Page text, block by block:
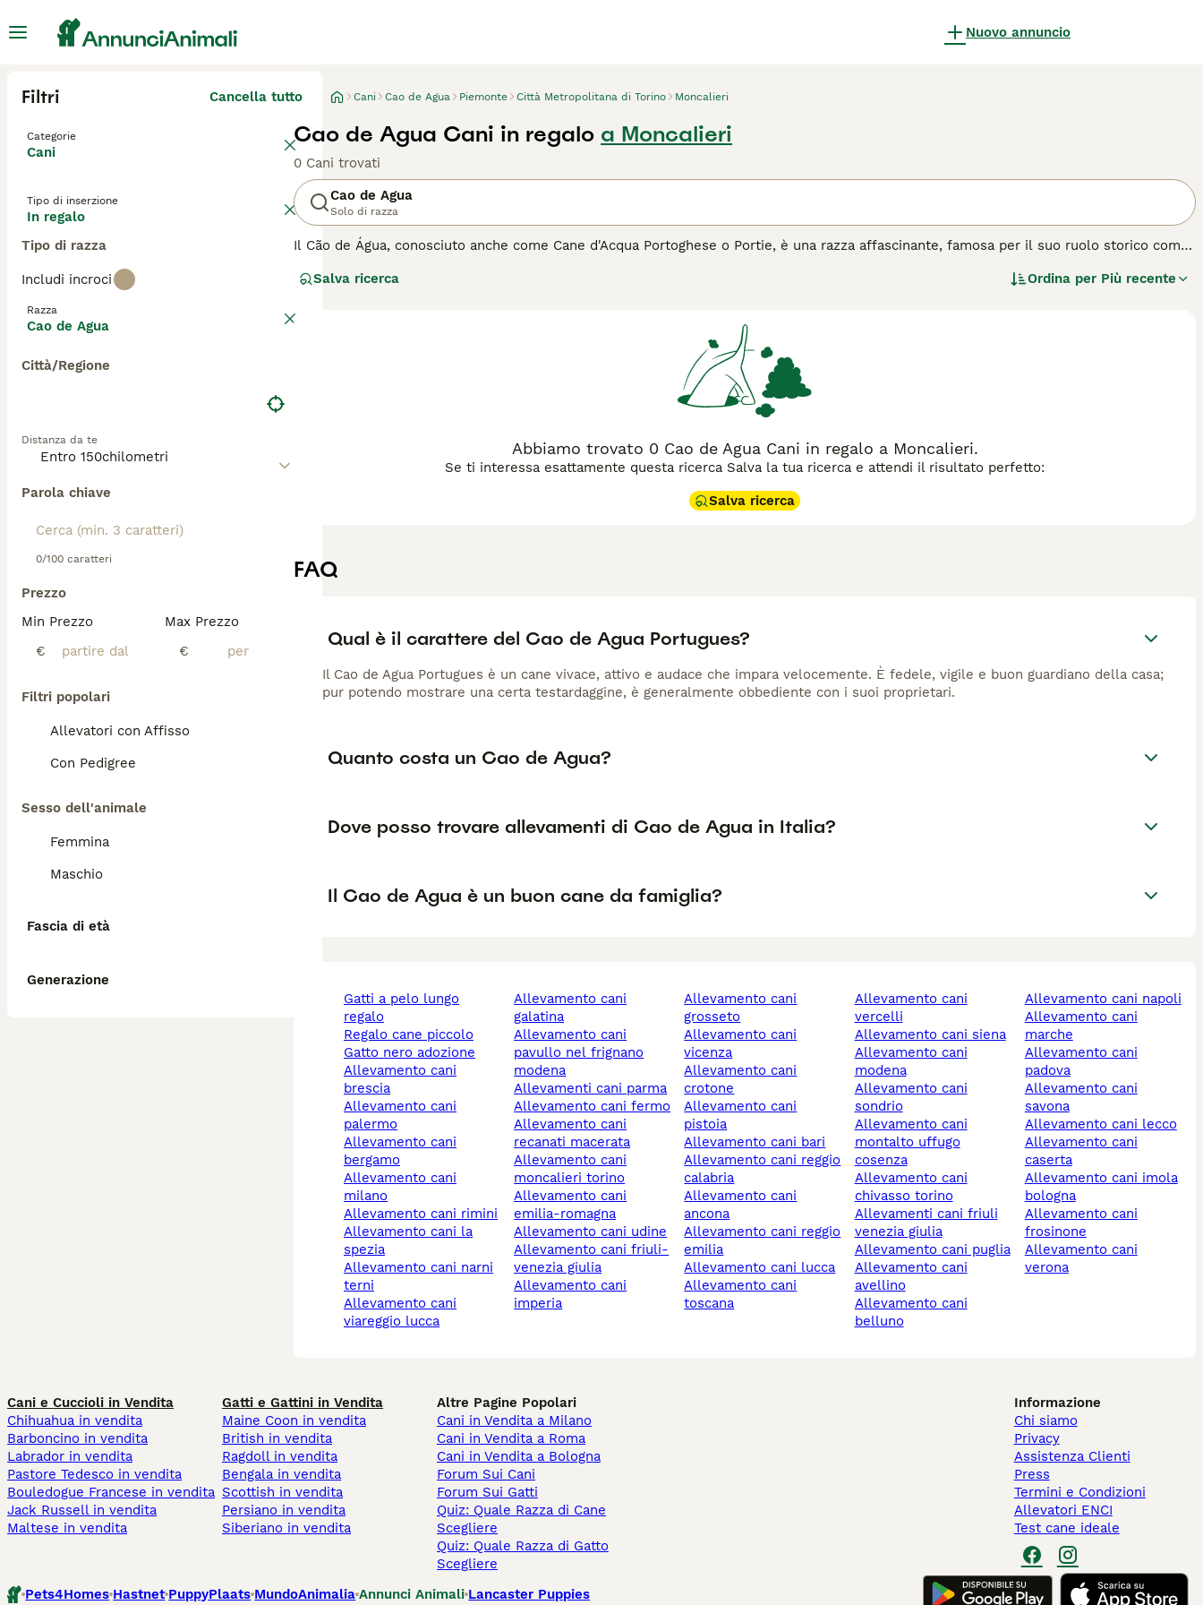
Nuovo annuncio
Filtri Cancella tutto
Categorie
Cani
Tipo di inserzione
In regalo
Tipo di razza
Includi incroci
Razza
Cao de Agua
Città/Regione
Distanza da te
Parola chiave
0/100 caratteri
Prezzo
Min Prezzo
€
Max Prezzo
€
Filtri popolari
Allevatori con Affisso
Con Pedigree
Sesso dell'animale
Femmina
Maschio
Fascia di età
Generazione
Cani Cao de Agua Piemonte Città Metropolitana di Torino Moncalieri
Cao de Agua Cani in regalo a Moncalieri
0 Cani trovati
Cao de Agua
Solo di razza
Il Cão de Água, conosciuto anche come Cane d'Acqua Portoghese o Portie, è una razza affascinante, famosa per il suo ruolo storico come
questo cane è un eccellente nuotatore e recuperatore. Il Cão de Água si distingue per la sua intelligenza, lealtà e l'energia inesauribile,
affettuoso e protettivo con i suoi cari, dimostrandosi anche un ottimo cane da guardia. Questa razza richiede regolare esercizio fisico e
stimolazione mentale, oltre a una cura costante del pelo per mantenere la sua salute e bellezza.
Per assicurarti che il Cão de Água sia la scelta giusta per te, leggi la guida all'acquisto per questa razza.
Salva ricerca Ordina per Più recente
Abbiamo trovato 0 Cao de Agua Cani in regalo a Moncalieri.
Se ti interessa esattamente questa ricerca Salva la tua ricerca e attendi il risultato perfetto:
Salva ricerca
FAQ
Qual è il carattere del Cao de Agua Portugues?
Il Cao de Agua Portugues è un cane vivace, attivo e audace che impara velocemente. È fedele, vigile e buon guardiano della casa;
pur potendo mostrare una certa testardaggine, è generalmente obbediente con i suoi proprietari.
Quanto costa un Cao de Agua?
Dove posso trovare allevamenti di Cao de Agua in Italia?
Il Cao de Agua è un buon cane da famiglia?
gatti a pelo lungo
regalo
regalo cane piccolo
gatto nero adozione
allevamento cani
brescia
allevamento cani
palermo
allevamento cani
bergamo
allevamento cani
milano
allevamento cani rimini
allevamento cani la
spezia
allevamento cani narni
terni
allevamento cani
viareggio lucca
allevamento cani
galatina
allevamento cani
pavullo nel frignano
modena
allevamenti cani parma
allevamento cani fermo
allevamento cani
recanati macerata
allevamento cani
moncalieri torino
allevamento cani
emilia-romagna
allevamento cani udine
allevamento cani friuli-
venezia giulia
allevamento cani
imperia
allevamento cani
grosseto
allevamento cani
vicenza
allevamento cani
crotone
allevamento cani
pistoia
allevamento cani bari
allevamento cani reggio
calabria
allevamento cani
ancona
allevamento cani reggio
emilia
allevamento cani lucca
allevamento cani
toscana
allevamento cani
vercelli
allevamento cani siena
allevamento cani
modena
allevamento cani
sondrio
allevamento cani
montalto uffugo
cosenza
allevamento cani
chivasso torino
allevamenti cani friuli
venezia giulia
allevamento cani puglia
allevamento cani
avellino
allevamento cani
belluno
allevamento cani napoli
allevamento cani
marche
allevamento cani
padova
allevamento cani
savona
allevamento cani lecco
allevamento cani
caserta
allevamento cani imola
bologna
allevamento cani
frosinone
allevamento cani
verona
Cani e Cuccioli in Vendita
Chihuahua in vendita
Barboncino in vendita
Labrador in vendita
Pastore Tedesco in vendita
Bouledogue Francese in vendita
Jack Russell in vendita
Maltese in vendita
Gatti e Gattini in Vendita
Maine Coon in vendita
British in vendita
Ragdoll in vendita
Bengala in vendita
Scottish in vendita
Persiano in vendita
Siberiano in vendita
Altre Pagine Popolari
Cani in Vendita a Milano
Cani in Vendita a Roma
Cani in Vendita a Bologna
Forum Sui Cani
Forum Sui Gatti
Quiz: Quale Razza di Cane
Scegliere
Quiz: Quale Razza di Gatto
Scegliere
Informazione
Chi siamo
Privacy
Assistenza Clienti
Press
Termini e Condizioni
Allevatori ENCI
Test cane ideale
Pets4Homes Hastnet PuppyPlaats MundoAnimalia Annunci Animali Lancaster Puppies